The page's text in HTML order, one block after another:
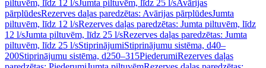
piltuvēm, līdz 12 l/sJumta piltuvēm, līdz 25 l/sAvārijas
pārplūdesRezerves daļas paredzētas: Avārijas pārplūdesJumta
piltuvēm, līdz 12 l/sRezerves daļas paredzētas: Jumta piltuvēm, līdz
12 l/sJumta piltuvēm, līdz 25 l/sRezerves daļas paredzētas: Jumta
piltuvēm, līdz 25 l/sStiprinājumiStiprinājumu sistēma, d40–
200Stiprinājumu sistēma, d250–315PiederumiRezerves daļas